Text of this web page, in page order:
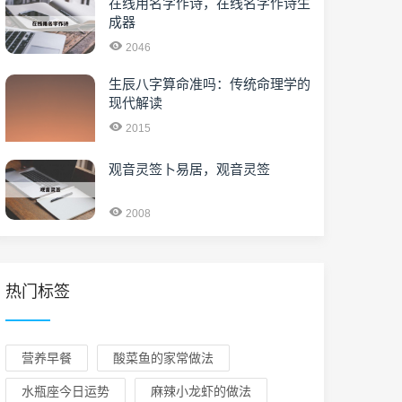
在线用名字作诗，在线名字作诗生
成器
2046
生辰八字算命准吗：传统命理学的
现代解读
2015
观音灵签卜易居，观音灵签
2008
热门标签
营养早餐 酸菜鱼的家常做法
水瓶座今日运势 麻辣小龙虾的做法